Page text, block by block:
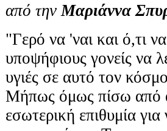
από την Μαριάννα
"Γερό να 'ναι και ό,τι
υποψήφιους γονείς να
υγιές σε αυτό τον
Μήπως όμως πίσω από
εσωτερική επιθυμία